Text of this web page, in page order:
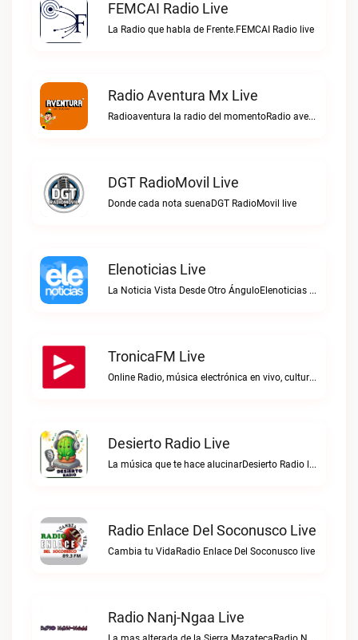
FEMCAI Radio Live
La Radio que habla de Frente.FEMCAI Radio live
Radio Aventura Mx Live
Radioaventura la radio del momentoRadio aventura mx live
DGT RadioMovil Live
Donde cada nota suenaDGT RadioMovil live
Elenoticias Live
La Noticia Vista Desde Otro ÁnguloElenoticias live
TronicaFM Live
Online Radio, música electrónica en vivo, cultura electrónica, Top 10 semanal, videos, descargasTronicaFM live
Desierto Radio Live
La música que te hace alucinarDesierto Radio live
Radio Enlace Del Soconusco Live
Cambia tu VidaRadio Enlace Del Soconusco live
Radio Nanj-Ngaa Live